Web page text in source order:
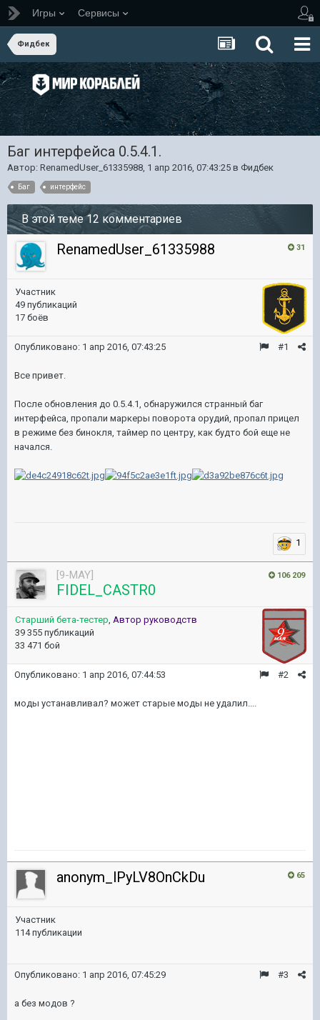
Игры Сервисы
Фидбек
Баг интерфейса 0.5.4.1.
Автор: RenamedUser_61335988, 1 апр 2016, 07:43:25 в Фидбек
Баг интерфейс
В этой теме 12 комментариев
31
RenamedUser_61335988
Участник
49 публикаций
17 боёв
#1
Опубликовано: 1 апр 2016, 07:43:25
Все привет.
После обновления до 0.5.4.1, обнаружился странный баг
интерфейса, пропали маркеры поворота орудий, пропал прицел
в режиме без бинокля, таймер по центру, как будто бой еще не
начался.
1
106 209
[9-MAY]
FIDEL_CASTR0
Старший бета-тестер Автор руководств
39 355 публикаций
33 471 бой
#2
Опубликовано: 1 апр 2016, 07:44:53
моды устанавливал? может старые моды не удалил....
65
anonym_lPyLV8OnCkDu
Участник
114 публикации
#3
Опубликовано: 1 апр 2016, 07:45:29
а без модов ?